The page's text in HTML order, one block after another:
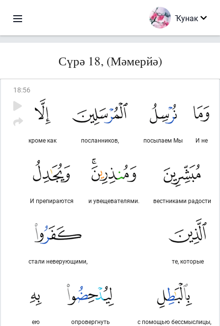
Ҡунак
Сүрә 18, (Мәмерйә)
18:56
И не
посылаем Мы
посланников,
кроме как
вестниками радости
и увещевателями.
И препираются
те, которые
стали неверующими,
с помощью бессмыслицы,
опровергнуть
ею